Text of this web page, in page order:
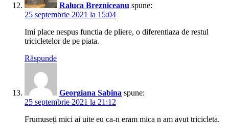
Raluca Brezniceanu spune:
25 septembrie 2021 la 15:04
Imi place nespus functia de pliere, o diferentiaza de restul
tricicletelor de pe piata.
Răspunde
Georgiana Sabina spune:
25 septembrie 2021 la 21:12
Frumuseți mici ai uite eu ca-n eram mica n am avut tricicleta.